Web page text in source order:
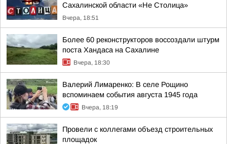
Сахалинской области «Не Столица»
Вчера, 18:51
Более 60 реконструкторов воссоздали штурм
поста Хандаса на Сахалине
Вчера, 18:30
Валерий Лимаренко: В селе Рощино
вспоминаем события августа 1945 года
Вчера, 18:19
Провели с коллегами объезд строительных
площадок